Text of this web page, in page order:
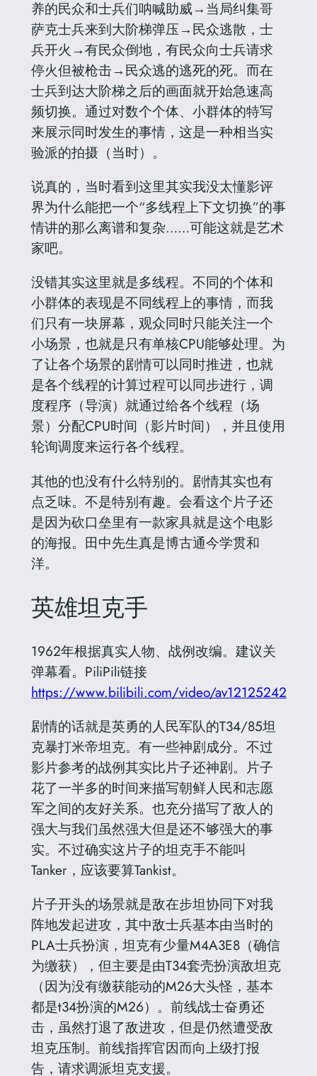
养的民众和士兵们呐喊助威→当局纠集哥
萨克士兵来到大阶梯弹压→民众逃散，士
兵开火→有民众倒地，有民众向士兵请求
停火但被枪击→民众逃的逃死的死。而在
士兵到达大阶梯之后的画面就开始急速高
频切换。通过对数个个体、小群体的特写
来展示同时发生的事情，这是一种相当实
验派的拍摄（当时）。
说真的，当时看到这里其实我没太懂影评
界为什么能把一个“多线程上下文切换”的事
情讲的那么离谱和复杂……可能这就是艺术
家吧。
没错其实这里就是多线程。不同的个体和
小群体的表现是不同线程上的事情，而我
们只有一块屏幕，观众同时只能关注一个
小场景，也就是只有单核CPU能够处理。为
了让各个场景的剧情可以同时推进，也就
是各个线程的计算过程可以同步进行，调
度程序（导演）就通过给各个线程（场
景）分配CPU时间（影片时间），并且使用
轮询调度来运行各个线程。
其他的也没有什么特别的。剧情其实也有
点乏味。不是特别有趣。会看这个片子还
是因为砍口垒里有一款家具就是这个电影
的海报。田中先生真是博古通今学贯和
洋。
英雄坦克手
1962年根据真实人物、战例改编。建议关
弹幕看。PiliPili链接
https://www.bilibili.com/video/av12125242
剧情的话就是英勇的人民军队的T34/85坦
克暴打米帝坦克。有一些神剧成分。不过
影片参考的战例其实比片子还神剧。片子
花了一半多的时间来描写朝鲜人民和志愿
军之间的友好关系。也充分描写了敌人的
强大与我们虽然强大但是还不够强大的事
实。不过确实这片子的坦克手不能叫
Tanker，应该要算Tankist。
片子开头的场景就是敌在步坦协同下对我
阵地发起进攻，其中敌士兵基本由当时的
PLA士兵扮演，坦克有少量M4A3E8（确信
为缴获），但主要是由T34套壳扮演敌坦克
（因为没有缴获能动的M26大头怪，基本
都是t34扮演的M26）。前线战士奋勇还
击，虽然打退了敌进攻，但是仍然遭受敌
坦克压制。前线指挥官因而向上级打报
告，请求调派坦克支援。